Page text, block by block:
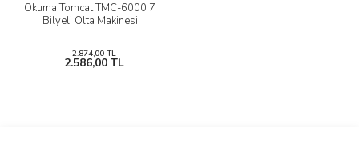
Okuma Tomcat TMC-6000 7
Bilyeli Olta Makinesi
2.874,00 TL
2.586,00 TL